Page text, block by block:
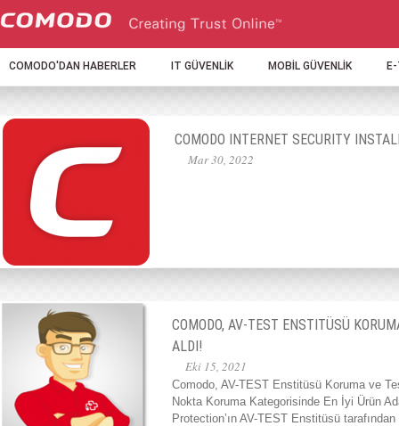
COMODO'DAN HABERLER IT GÜVENLİK MOBİL GÜVENLİK
COMODO INTERNET SECURITY
Mar 30, 2022
COMODO, AV-TEST ENSTITÜSÜ
ALDI!
Eki 15, 2021
Comodo, AV-TEST Enstitüsü Koruma ve
Nokta Koruma Kategorisinde En İyi Ürün
Protection’ın AV-TEST Enstitüsü